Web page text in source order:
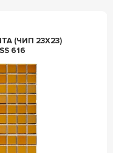
(ЧИП 23Х23)
616